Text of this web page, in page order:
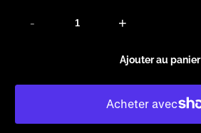
- +
Ajouter au panier